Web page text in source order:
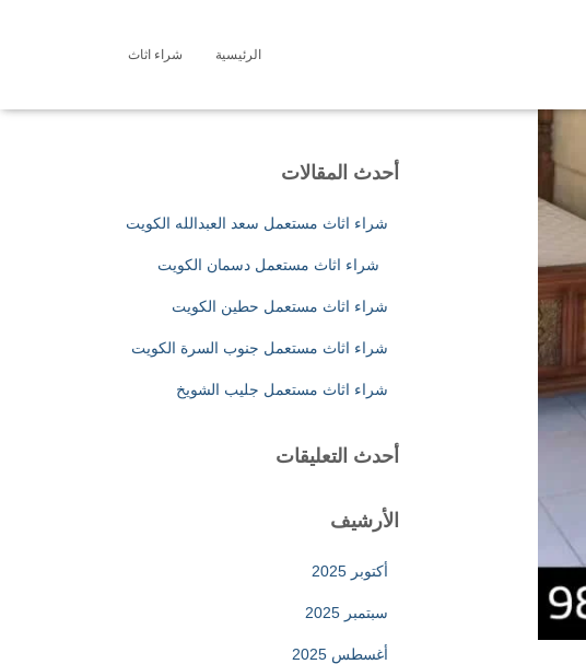
الرئيسية شراء اثاث
ب
ثأحدث المقالات
شراء اثاث مستعمل سعد العبدالله الكويت
شراء اثاث مستعمل دسمان الكويت
شراء اثاث مستعمل حطين الكويت
شراء اثاث مستعمل جنوب السرة الكويت
شراء اثاث مستعمل جليب الشويخ
أحدث التعليقات
الأرشيف
أكتوبر 2025
سبتمبر 2025
أغسطس 2025